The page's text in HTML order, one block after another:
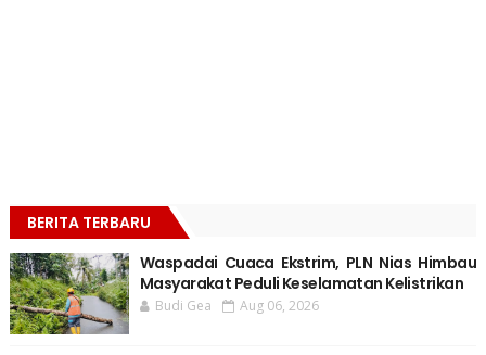
BERITA TERBARU
Waspadai Cuaca Ekstrim, PLN Nias Himbau
Masyarakat Peduli Keselamatan Kelistrikan
Budi Gea Aug 06, 2026